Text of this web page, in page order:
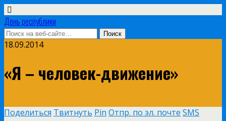
День республики
18.09.2014
«Я – человек-движение»
Поделиться Твитнуть Pin Отпр. по эл. почте SMS